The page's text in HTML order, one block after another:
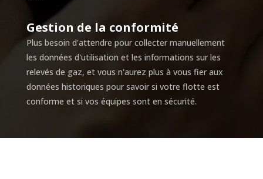
Gestion de la conformité
Plus besoin d'attendre pour collecter manuellement
les données d'utilisation et les informations sur les
relevés de gaz, et vous n'aurez plus à vous fier aux
données historiques pour savoir si votre flotte est
conforme et si vos équipes sont en sécurité.